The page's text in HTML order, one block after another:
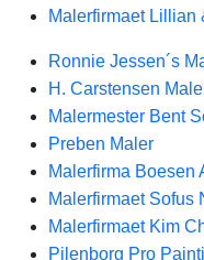
Malerfirmaet Lillian
Ronnie Jessen´s
H. Carstensen
Malermester Bent
Preben Maler
Malerfirma Boesen
Malerfirmaet Sofus
Malerfirmaet Kim
Pilenborg Pro